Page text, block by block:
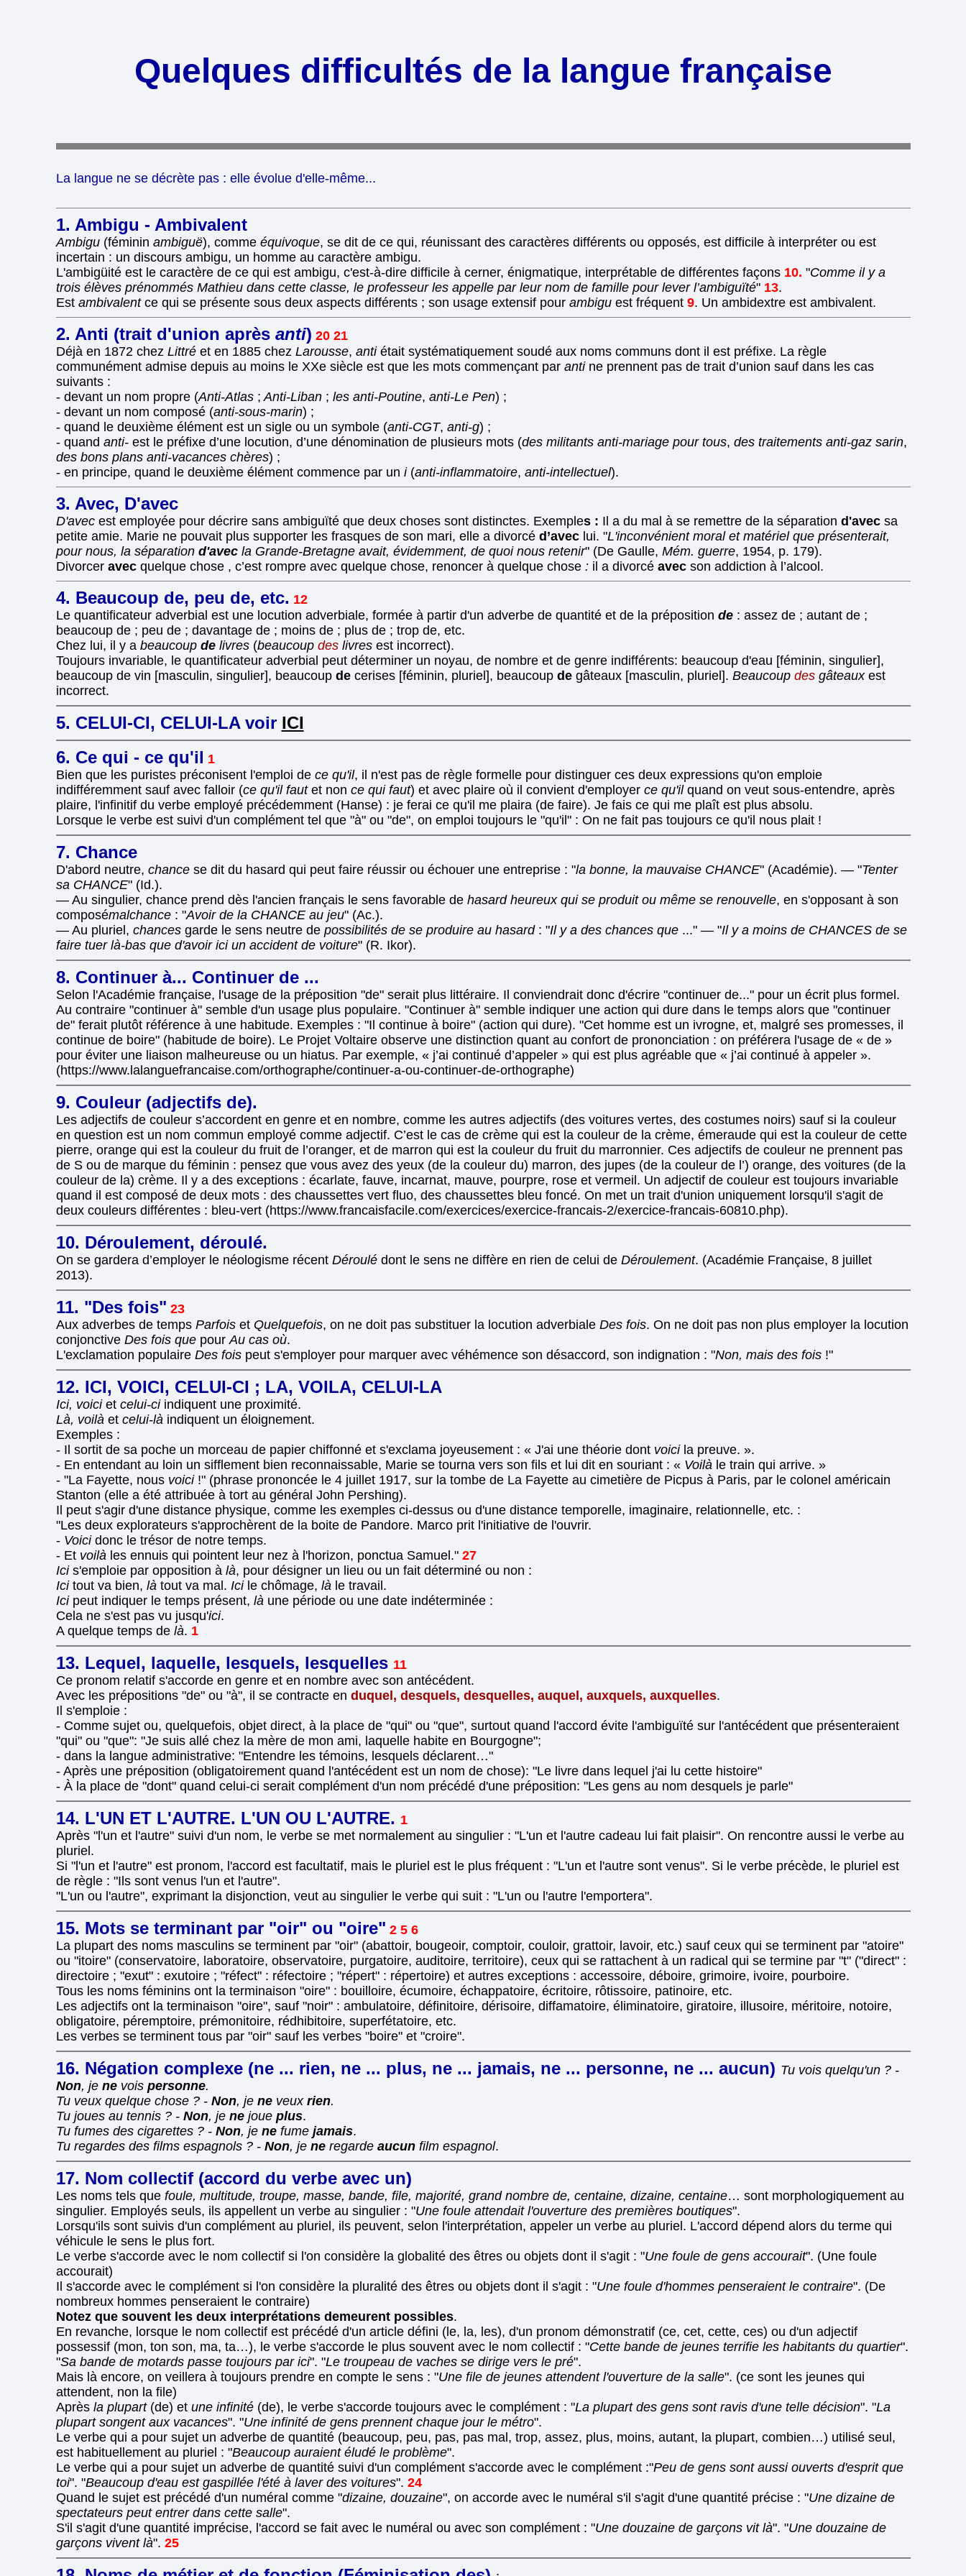
Quelques difficultés de la langue française
La langue ne se décrète pas : elle évolue d'elle-même...
1. Ambigu - Ambivalent
Ambigu(féminin ambiguë), comme équivoque, se dit de ce qui, réunissant des caractères différents ou opposés, est difficile à interpréter ou est
incertain : un discours ambigu, un homme au caractère ambigu.
L'ambigüité est le caractère de ce qui est ambigu, c'est-à-dire difficile à cerner, énigmatique, interprétable de différentes façons 10. "Comme il y a
trois élèves prénommés Mathieu dans cette classe, le professeur les appelle par leur nom de famille pour lever l’ambiguïté" 13.
Est ambivalentce qui se présente sous deux aspects différents ; son usage extensif pour ambiguest fréquent 9. Un ambidextre est ambivalent.
2. Anti (trait d'union après anti) 20 21
Déjà en 1872 chezLittréet en 1885 chez Larousse, antiétait systématiquement soudé aux noms communs dont il est préfixe. La règle
communément admise depuis au moins le XXe siècle est que les mots commençant paranti ne prennent pas de trait d’union sauf dans les cas
suivants :
- devant un nom propre (Anti-Atlas; Anti-Liban ; les anti-Poutine, anti-Le Pen) ;
- devant un nom composé (anti-sous-marin) ;
- quand le deuxième élément est un sigle ou un symbole (anti-CGT, anti-g) ;
- quand anti-est le préfixe d’une locution, d’une dénomination de plusieurs mots (des militants anti-mariage pour tous, des traitements anti-gaz sarin,
des bons plans anti-vacances chères) ;
- en principe, quand le deuxième élément commence par un i(anti-inflammatoire, anti-intellectuel).
3. Avec, D'avec
D'avecest employée pour décrire sans ambiguïté que deux choses sont distinctes. Exemples : Il a du mal à se remettre de la séparation d'avecsa
petite amie. Marie ne pouvait plus supporter les frasques de son mari, elle a divorcé d’aveclui. "L'inconvénient moral et matériel que présenterait,
pour nous, la séparationd'avec la Grande-Bretagne avait, évidemment, de quoi nous retenir" (De Gaulle, Mém. guerre, 1954, p. 179).
Divorcer avecquelque chose , c’est rompre avec quelque chose, renoncer à quelque chose: il a divorcéavecson addiction à l’alcool.
4. Beaucoup de, peu de, etc. 12
Le quantificateur adverbial est une locution adverbiale, formée à partir d'un adverbe de quantité et de la préposition de : assez de ; autant de ;
beaucoup de ; peu de ; davantage de ; moins de ; plus de ; trop de, etc.
Chez lui, il y a beaucoup delivres(beaucoup deslivresest incorrect).
Toujours invariable, le quantificateur adverbial peut déterminer un noyau, de nombre et de genre indifférents: beaucoup d'eau [féminin, singulier],
beaucoup de vin [masculin, singulier], beaucoup decerises [féminin, pluriel], beaucoup degâteaux [masculin, pluriel]. Beaucoup desgâteauxest
incorrect.
5. CELUI-CI, CELUI-LA voir ICI
6. Ce qui - ce qu'il 1
Bien que les puristes préconisent l'emploi de ce qu'il, il n'est pas de règle formelle pour distinguer ces deux expressions qu'on emploie
indifféremment sauf avec falloir (ce qu'il fautet non ce qui faut) et avec plaire où il convient d'employer ce qu'ilquand on veut sous-entendre, après
plaire, l'infinitif du verbe employé précédemment (Hanse) : je ferai ce qu'il me plaira (de faire). Je fais ce qui me plaît est plus absolu.
Lorsque le verbe est suivi d'un complément tel que "à" ou "de", on emploi toujours le "qu'il" : On ne fait pas toujours ce qu'il nous plait !
7. Chance
D'abord neutre, chancese dit du hasard qui peut faire réussir ou échouer une entreprise : "la bonne, la mauvaise CHANCE" (Académie). — "Tenter
sa CHANCE" (Id.).
— Au singulier, chance prend dès l'ancien français le sens favorable de hasard heureux qui se produit ou même se renouvelle, en s'opposant à son
composémalchance: "Avoir de la CHANCE au jeu" (Ac.).
— Au pluriel, chancesgarde le sens neutre de possibilités de se produire au hasard: "Il y a des chances que ..." — "Il y a moins de CHANCES de se
faire tuer là-bas que d'avoir ici un accident de voiture" (R. Ikor).
8. Continuer à... Continuer de ...
Selon l'Académie française, l'usage de la préposition "de" serait plus littéraire. Il conviendrait donc d'écrire "continuer de..." pour un écrit plus formel.
Au contraire "continuer à" semble d'un usage plus populaire. "Continuer à" semble indiquer une action qui dure dans le temps alors que "continuer
de" ferait plutôt référence à une habitude. Exemples : "Il continue à boire" (action qui dure). "Cet homme est un ivrogne, et, malgré ses promesses, il
continue de boire" (habitude de boire). Le Projet Voltaire observe une distinction quant au confort de prononciation : on préférera l'usage de « de »
pour éviter une liaison malheureuse ou un hiatus. Par exemple, « j’ai continué d’appeler » qui est plus agréable que « j’ai continué à appeler ».
(https://www.lalanguefrancaise.com/orthographe/continuer-a-ou-continuer-de-orthographe)
9. Couleur (adjectifs de).
Les adjectifs de couleur s’accordent en genre et en nombre, comme les autres adjectifs (des voitures vertes, des costumes noirs) sauf si la couleur
en question est un nom commun employé comme adjectif. C’est le cas de crème qui est la couleur de la crème, émeraude qui est la couleur de cette
pierre, orange qui est la couleur du fruit de l’oranger, et de marron qui est la couleur du fruit du marronnier. Ces adjectifs de couleur ne prennent pas
de S ou de marque du féminin : pensez que vous avez des yeux (de la couleur du) marron, des jupes (de la couleur de l’) orange, des voitures (de la
couleur de la) crème. Il y a des exceptions : écarlate, fauve, incarnat, mauve, pourpre, rose et vermeil. Un adjectif de couleur est toujours invariable
quand il est composé de deux mots : des chaussettes vert fluo, des chaussettes bleu foncé. On met un trait d'union uniquement lorsqu'il s'agit de
deux couleurs différentes : bleu-vert (https://www.francaisfacile.com/exercices/exercice-francais-2/exercice-francais-60810.php).
10. Déroulement, déroulé.
On se gardera d’employer le néologisme récent Déroulédont le sens ne diffère en rien de celui de Déroulement. (Académie Française, 8 juillet
2013).
11. "Des fois" 23
Aux adverbes de temps Parfoiset Quelquefois, on ne doit pas substituer la locution adverbiale Des fois. On ne doit pas non plus employer la locution
conjonctive Des fois quepourAu cas où.
L'exclamation populaire Des foispeut s'employer pour marquer avec véhémence son désaccord, son indignation : "Non, mais des fois !"
12. ICI, VOICI, CELUI-CI ; LA, VOILA, CELUI-LA
Ici, voiciet celui-ciindiquent une proximité.
Là, voilàet celui-làindiquent un éloignement.
Exemples :
- Il sortit de sa poche un morceau de papier chiffonné et s'exclama joyeusement : « J'ai une théorie dont voicila preuve. ».
- En entendant au loin un sifflement bien reconnaissable, Marie se tourna vers son fils et lui dit en souriant : « Voilàle train qui arrive. »
- "La Fayette, nous voici!" (phrase prononcée le 4 juillet 1917, sur la tombe de La Fayette au cimetière de Picpus à Paris, par le colonel américain
Stanton (elle a été attribuée à tort au général John Pershing).
Il peut s'agir d'une distance physique, comme les exemples ci-dessus ou d'une distance temporelle, imaginaire, relationnelle, etc. :
"Les deux explorateurs s'approchèrent de la boite de Pandore. Marco prit l'initiative de l'ouvrir.
- Voicidonc le trésor de notre temps.
- Et voilàles ennuis qui pointent leur nez à l'horizon, ponctua Samuel." 27
Icis'emploie par opposition à là, pour désigner un lieu ou un fait déterminé ou non :
Icitout va bien, làtout va mal. Icile chômage, làle travail.
Icipeut indiquer le temps présent, làune période ou une date indéterminée :
Cela ne s'est pas vu jusqu'ici.
A quelque temps de là. 1
13. Lequel, laquelle, lesquels, lesquelles 11
Ce pronom relatif s'accorde en genre et en nombre avec son antécédent.
Avec les prépositions "de" ou "à", il se contracte en duquel, desquels, desquelles, auquel, auxquels, auxquelles.
Il s'emploie :
- Comme sujet ou, quelquefois, objet direct, à la place de "qui" ou "que", surtout quand l'accord évite l'ambiguïté sur l'antécédent que présenteraient
"qui" ou "que": "Je suis allé chez la mère de mon ami, laquelle habite en Bourgogne";
- dans la langue administrative: "Entendre les témoins, lesquels déclarent…"
- Après une préposition (obligatoirement quand l'antécédent est un nom de chose): "Le livre dans lequel j'ai lu cette histoire"
- À la place de "dont" quand celui-ci serait complément d'un nom précédé d'une préposition: "Les gens au nom desquels je parle"
14. L'UN ET L'AUTRE. L'UN OU L'AUTRE. 1
Après "l'un et l'autre" suivi d'un nom, le verbe se met normalement au singulier : "L'un et l'autre cadeau lui fait plaisir". On rencontre aussi le verbe au
pluriel.
Si "l'un et l'autre" est pronom, l'accord est facultatif, mais le pluriel est le plus fréquent : "L'un et l'autre sont venus". Si le verbe précède, le pluriel est
de règle : "Ils sont venus l'un et l'autre".
"L'un ou l'autre", exprimant la disjonction, veut au singulier le verbe qui suit : "L'un ou l'autre l'emportera".
15. Mots se terminant par "oir" ou "oire" 2 5 6
La plupart des noms masculins se terminent par "oir" (abattoir, bougeoir, comptoir, couloir, grattoir, lavoir, etc.) sauf ceux qui se terminent par "atoire"
ou "itoire" (conservatoire, laboratoire, observatoire, purgatoire, auditoire, territoire), ceux qui se rattachent à un radical qui se termine par "t" ("direct" :
directoire ; "exut" : exutoire ; "réfect" : réfectoire ; "répert" : répertoire) et autres exceptions : accessoire, déboire, grimoire, ivoire, pourboire.
Tous les noms féminins ont la terminaison "oire" : bouilloire, écumoire, échappatoire, écritoire, rôtissoire, patinoire, etc.
Les adjectifs ont la terminaison "oire", sauf "noir" : ambulatoire, définitoire, dérisoire, diffamatoire, éliminatoire, giratoire, illusoire, méritoire, notoire,
obligatoire, péremptoire, prémonitoire, rédhibitoire, superfétatoire, etc.
Les verbes se terminent tous par "oir" sauf les verbes "boire" et "croire".
16. Négation complexe (ne ... rien, ne ... plus, ne ... jamais, ne ... personne, ne ... aucun) Tu vois quelqu'un ? -
Non, je nevois personne.
Tu veux quelque chose ? - Non, je neveux rien.
Tu joues au tennis ? - Non, je nejoue plus.
Tu fumes des cigarettes ? - Non, je nefume jamais.
Tu regardes des films espagnols ? - Non, je neregarde aucunfilm espagnol.
17. Nom collectif (accord du verbe avec un)
Les noms tels que foule, multitude, troupe, masse, bande, file, majorité, grand nombre de, centaine, dizaine, centaine… sont morphologiquement au
singulier. Employés seuls, ils appellent un verbe au singulier : "Une foule attendait l'ouverture des premières boutiques".
Lorsqu'ils sont suivis d'un complément au pluriel, ils peuvent, selon l'interprétation, appeler un verbe au pluriel. L'accord dépend alors du terme qui
véhicule le sens le plus fort.
Le verbe s'accorde avec le nom collectif si l'on considère la globalité des êtres ou objets dont il s'agit : "Une foule de gens accourait". (Une foule
accourait)
Il s'accorde avec le complément si l'on considère la pluralité des êtres ou objets dont il s'agit : "Une foule d'hommes penseraient le contraire". (De
nombreux hommes penseraient le contraire)
Notez que souvent les deux interprétations demeurent possibles.
En revanche, lorsque le nom collectif est précédé d'un article défini (le, la, les), d'un pronom démonstratif (ce, cet, cette, ces) ou d'un adjectif
possessif (mon, ton son, ma, ta…), le verbe s'accorde le plus souvent avec le nom collectif : "Cette bande de jeunes terrifie les habitants du quartier".
"Sa bande de motards passe toujours par ici". "Le troupeau de vaches se dirige vers le pré".
Mais là encore, on veillera à toujours prendre en compte le sens : "Une file de jeunes attendent l'ouverture de la salle". (ce sont les jeunes qui
attendent, non la file)
Après la plupart(de) et une infinité(de), le verbe s'accorde toujours avec le complément : "La plupart des gens sont ravis d'une telle décision". "La
plupart songent aux vacances". "Une infinité de gens prennent chaque jour le métro".
Le verbe qui a pour sujet un adverbe de quantité (beaucoup, peu, pas, pas mal, trop, assez, plus, moins, autant, la plupart, combien…) utilisé seul,
est habituellement au pluriel : "Beaucoup auraient éludé le problème".
Le verbe qui a pour sujet un adverbe de quantité suivi d'un complément s'accorde avec le complément :"Peu de gens sont aussi ouverts d'esprit que
toi". "Beaucoup d'eau est gaspillée l'été à laver des voitures". 24
Quand le sujet est précédé d'un numéral comme "dizaine, douzaine", on accorde avec le numéral s'il s'agit d'une quantité précise : "Une dizaine de
spectateurs peut entrer dans cette salle".
S'il s'agit d'une quantité imprécise, l'accord se fait avec le numéral ou avec son complément : "Une douzaine de garçons vit là". "Une douzaine de
garçons vivent là". 25